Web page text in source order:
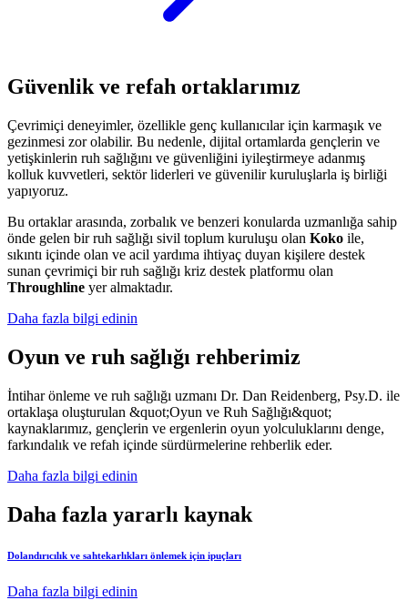
Güvenlik ve refah ortaklarımız
Çevrimiçi deneyimler, özellikle genç kullanıcılar için karmaşık ve
gezinmesi zor olabilir. Bu nedenle, dijital ortamlarda gençlerin ve
yetişkinlerin ruh sağlığını ve güvenliğini iyileştirmeye adanmış
kolluk kuvvetleri, sektör liderleri ve güvenilir kuruluşlarla iş birliği
yapıyoruz.
Bu ortaklar arasında, zorbalık ve benzeri konularda uzmanlığa sahip
önde gelen bir ruh sağlığı sivil toplum kuruluşu olan Koko ile,
sıkıntı içinde olan ve acil yardıma ihtiyaç duyan kişilere destek
sunan çevrimiçi bir ruh sağlığı kriz destek platformu olan
Throughline yer almaktadır.
Daha fazla bilgi edinin
Oyun ve ruh sağlığı rehberimiz
İntihar önleme ve ruh sağlığı uzmanı Dr. Dan Reidenberg, Psy.D. ile
ortaklaşa oluşturulan &quot;Oyun ve Ruh Sağlığı&quot;
kaynaklarımız, gençlerin ve ergenlerin oyun yolculuklarını denge,
farkındalık ve refah içinde sürdürmelerine rehberlik eder.
Daha fazla bilgi edinin
Daha fazla yararlı kaynak
Dolandırıcılık ve sahtekarlıkları önlemek için ipuçları
Daha fazla bilgi edinin